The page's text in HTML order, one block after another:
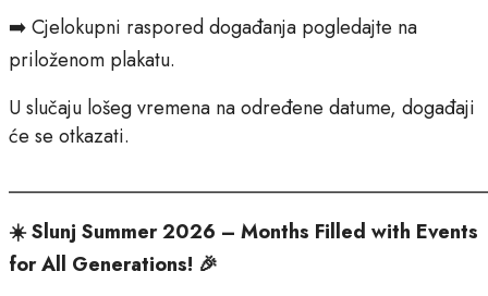
➡️ Cjelokupni raspored događanja pogledajte na
priloženom plakatu.
U slučaju lošeg vremena na određene datume, događaji
će se otkazati.
☀️ Slunj Summer 2026 – Months Filled with Events
for All Generations! 🎉